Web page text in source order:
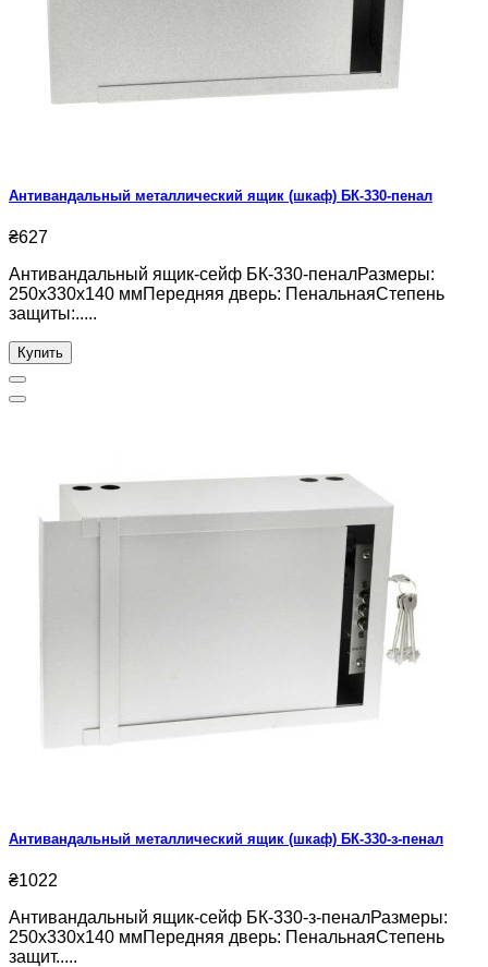
Антивандальный металлический ящик (шкаф) БК-330-пенал
₴627
Антивандальный ящик-сейф БК-330-пеналРазмеры:
250х330х140 ммПередняя дверь: ПенальнаяСтепень
защиты:.....
Купить
Антивандальный металлический ящик (шкаф) БК-330-з-пенал
₴1022
Антивандальный ящик-сейф БК-330-з-пеналРазмеры:
250х330х140 ммПередняя дверь: ПенальнаяСтепень
защит.....